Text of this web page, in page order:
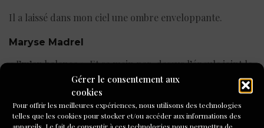
Gérer le consentement aux
cookies
Pour offrir les meilleures expériences, nous utilisons des technologies
telles que les cookies pour stocker et/ou accéder aux informations des
appareils. Le fait de consentir à ces technologies nous permettra de
Il a laissé dans mon ciel une ombre enveloppante.
Maryse Madrel
« J’m’en balance ». Et sa main par-dessus l’épaule joint le
geste à la parole.
Qu’est devenue la fillette à la longue tresse jusqu’au creux
des reins, à la petite mèche de cheveux qui tombe sur son